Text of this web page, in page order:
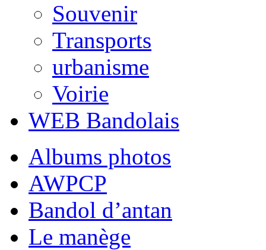
Souvenir
Transports
urbanisme
Voirie
WEB Bandolais
Albums photos
AWPCP
Bandol d’antan
Le manège